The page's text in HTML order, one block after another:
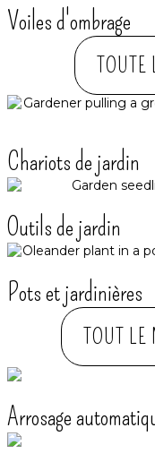
Voiles d'ombrage
Chariots de jardin
Outils de jardin
Pots et jardinières
TOUT
Arrosage